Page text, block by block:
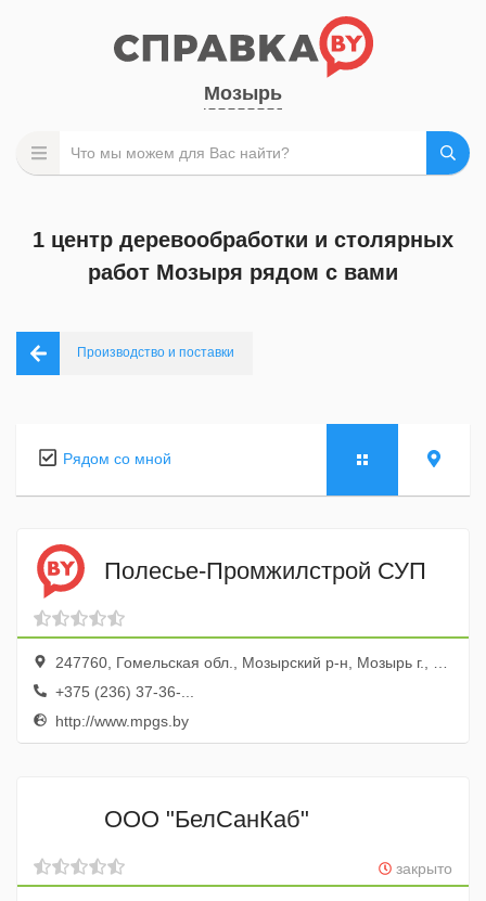
Мозырь
1 центр деревообработки и столярных
работ Мозыря рядом с вами
Производство и поставки
Рядом со мной
Полесье-Промжилстрой СУП
247760, Гомельская обл., Мозырский р-н, Мозырь г., Мозырь-11, промзона Михалки
+375 (236) 37-36-...
http://www.mpgs.by
ООО "БелСанКаб"
закрыто